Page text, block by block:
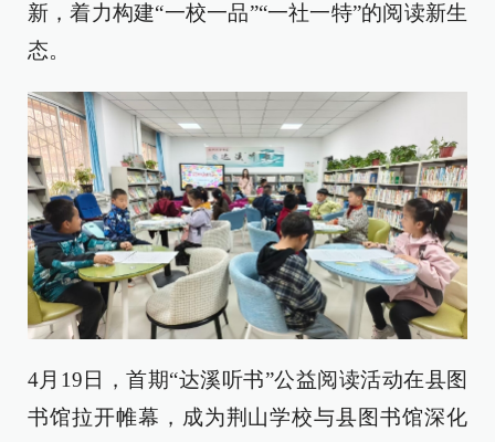
新，着力构建“一校一品”“一社一特”的阅读新生
态。
4月19日，首期“达溪听书”公益阅读活动在县图
书馆拉开帷幕，成为荆山学校与县图书馆深化